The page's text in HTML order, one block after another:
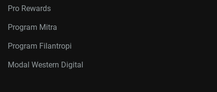
Pro Rewards
Program Mitra
Program Filantropi
Modal Western Digital